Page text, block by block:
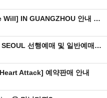
[콘서트] 2015 FTISLAND LIVE [We Will] IN GUANGZHOU 안내 (+티켓 오픈일자 추가)
2015 FTISLAND LIVE [We Will] IN SEOUL 선행예매 및 일반예매 안내 (인증URL+좌석배치도추가)
Attack] 예약판매 안내